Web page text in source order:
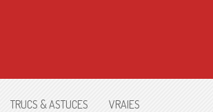
TRUCS & ASTUCES VRAIES